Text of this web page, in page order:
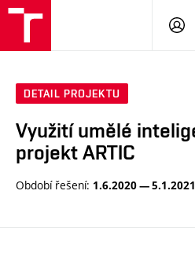
DETAIL PROJEKTU
Využití umělé
projekt ARTIC
Období řešení: 1.6.2020 — 5.1.2021